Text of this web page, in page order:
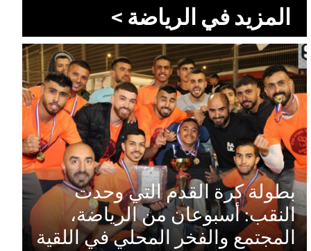
المزيد في الرياضة >
بطولة كرة القدم التي وحدت
النقب: أسبوعان من الرياضة،
المجتمع والفخر المحلي في اللقية